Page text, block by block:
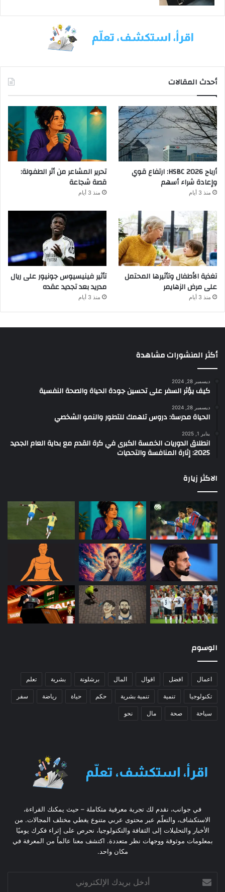
أحدث المقالات
أرباح HSBC 2026: ارتفاع قوي
وإعادة شراء أسهم
منذ 3 أيام
تحرير المشاعر من أثر الطفولة:
قصة شجاعة
منذ 3 أيام
تغذية الأطفال وتأثيرها المحتمل
على مرض الزهايمر
منذ 3 أيام
تأثير فينيسيوس جونيور على ريال
مدريد بعد تجديد عقده
منذ 3 أيام
أكثر المنشورات مشاهدة
ديسمبر 28, 2024
كيف يؤثر السفر على تحسين جودة الحياة والصحة النفسية
ديسمبر 28, 2024
الحياة مدرسة: دروس تلهمك للتطور والنمو الشخصي
يناير 1, 2025
انطلاق الدوريات الخمسة الكبرى في كرة القدم مع بداية العام الجديد
2025: إثارة المنافسة والتحديات
الاكثر زيارة
الوسوم
اعمال افضل اقوال المال برشلونة بشرية تعلم
تكنولوجيا تنمية تنمية بشرية حكم حياة رياضة سفر
سياحة صحة مال نحو
في جوانب، نقدم لك تجربة معرفية متكاملة – حيث يمكنك القراءة،
الاستكشاف، والتعلّم عبر محتوى عربي متنوع يغطي مختلف المجالات. من
الأخبار والتحليلات إلى الثقافة والتكنولوجيا، نحرص على إثراء فكرك يوميًا
بمعلومات موثوقة ووجهات نظر متعددة. اكتشف معنا عالماً من المعرفة في
مكان واحد.
بريدك